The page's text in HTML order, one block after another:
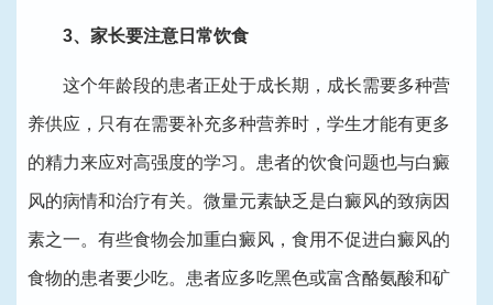
3、家长要注意日常饮食
这个年龄段的患者正处于成长期，成长需要多种营
养供应，只有在需要补充多种营养时，学生才能有更多
的精力来应对高强度的学习。患者的饮食问题也与白癜
风的病情和治疗有关。微量元素缺乏是白癜风的致病因
素之一。有些食物会加重白癜风，食用不促进白癜风的
食物的患者要少吃。患者应多吃黑色或富含酪氨酸和矿